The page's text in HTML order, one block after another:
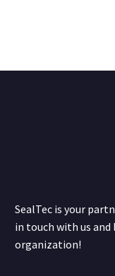
SealTec is your
in touch with us and
organization!